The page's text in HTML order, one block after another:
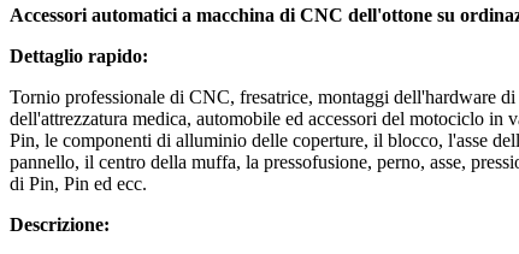
Accessori automatici a macchina di CNC dell'ottone su
Dettaglio rapido:
Tornio professionale di CNC, fresatrice, montaggi dell'hardware
dell'attrezzatura medica, automobile ed accessori del motociclo
Pin, le componenti di alluminio delle coperture, il blocco, l'asse
pannello, il centro della muffa, la pressofusione, perno, asse,
di Pin, Pin ed ecc.
Descrizione: